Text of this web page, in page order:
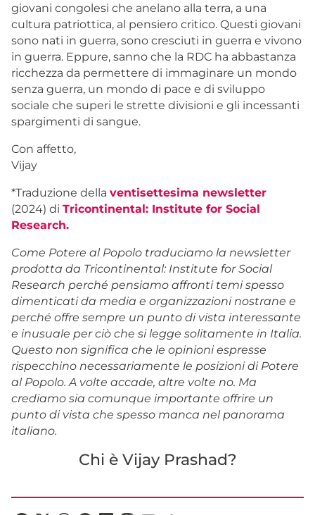
giovani congolesi che anelano alla terra, a una
cultura patriottica, al pensiero critico. Questi giovani
sono nati in guerra, sono cresciuti in guerra e vivono
in guerra. Eppure, sanno che la RDC ha abbastanza
ricchezza da permettere di immaginare un mondo
senza guerra, un mondo di pace e di sviluppo
sociale che superi le strette divisioni e gli incessanti
spargimenti di sangue.
Con affetto,
Vijay
*Traduzione della ventisettesima newsletter
(2024) di Tricontinental: Institute for Social
Research.
Come Potere al Popolo traduciamo la newsletter
prodotta da Tricontinental: Institute for Social
Research perché pensiamo affronti temi spesso
dimenticati da media e organizzazioni nostrane e
perché offre sempre un punto di vista interessante
e inusuale per ciò che si legge solitamente in Italia.
Questo non significa che le opinioni espresse
rispecchino necessariamente le posizioni di Potere
al Popolo. A volte accade, altre volte no. Ma
crediamo sia comunque importante offrire un
punto di vista che spesso manca nel panorama
italiano.
Chi è Vijay Prashad?